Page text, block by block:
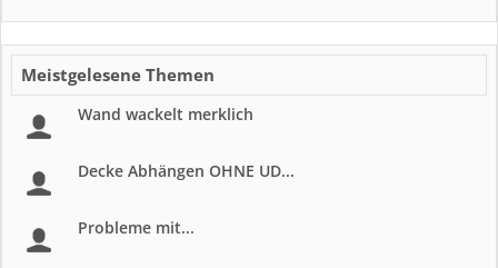
Meistgelesene Themen
Wand wackelt merklich
Decke Abhängen OHNE UD...
Probleme mit...